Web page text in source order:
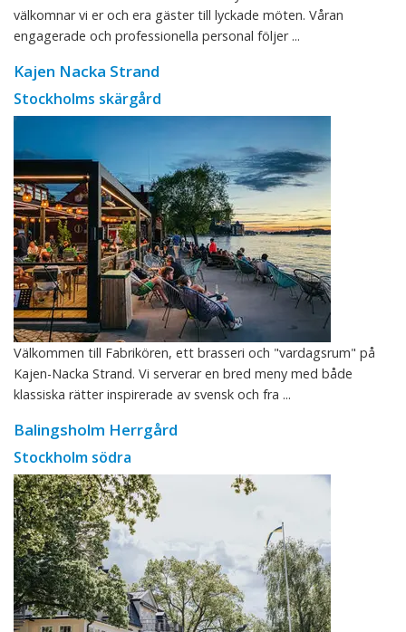
välkomnar vi er och era gäster till lyckade möten. Våran
engagerade och professionella personal följer ...
Kajen Nacka Strand
Stockholms skärgård
Välkommen till Fabrikören, ett brasseri och "vardagsrum" på
Kajen-Nacka Strand. Vi serverar en bred meny med både
klassiska rätter inspirerade av svensk och fra ...
Balingsholm Herrgård
Stockholm södra